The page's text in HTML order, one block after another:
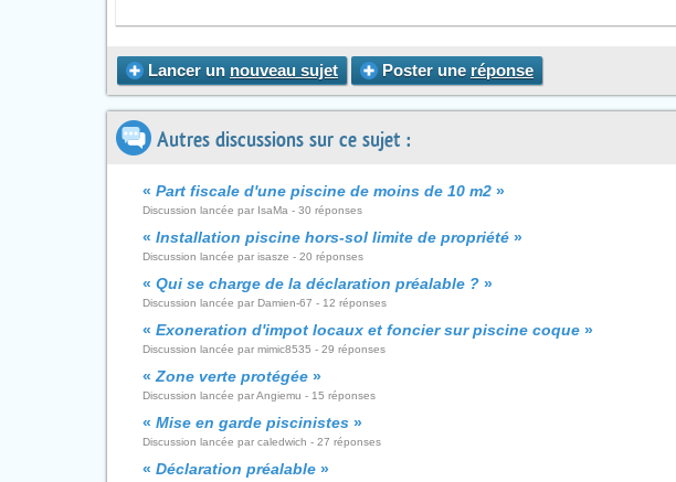
Lancer un nouveau sujet Poster une réponse
Autres discussions sur ce sujet :
« Part fiscale d'une piscine de moins de 10 m2 »
Discussion lancée par IsaMa - 30 réponses
« Installation piscine hors-sol limite de propriété »
Discussion lancée par isasze - 20 réponses
« Qui se charge de la déclaration préalable ? »
Discussion lancée par Damien-67 - 12 réponses
« Exoneration d'impot locaux et foncier sur piscine coque »
Discussion lancée par mimic8535 - 29 réponses
« Zone verte protégée »
Discussion lancée par Angiemu - 15 réponses
« Mise en garde piscinistes »
Discussion lancée par caledwich - 27 réponses
« Déclaration préalable »